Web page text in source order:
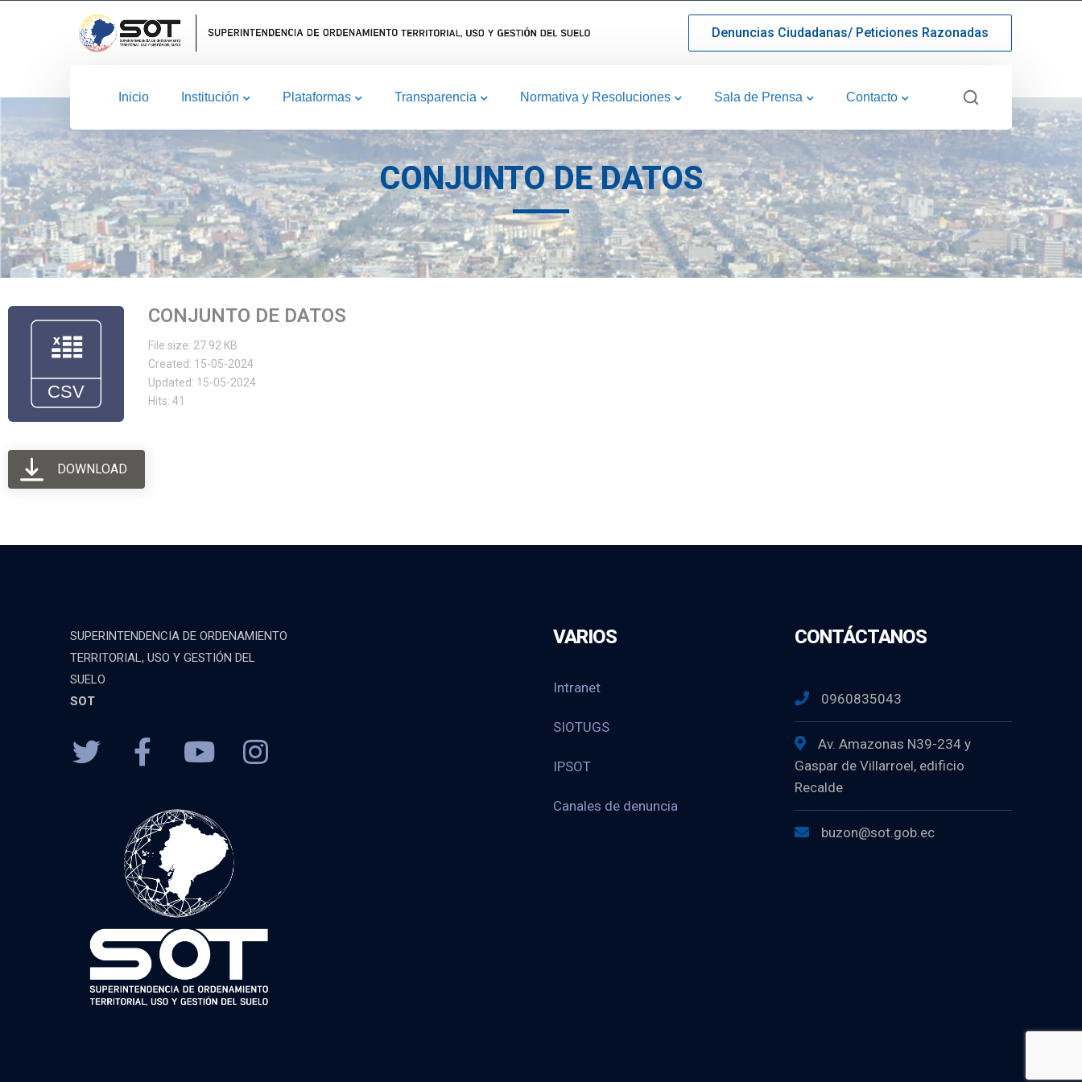
Denuncias Ciudadanas/ Peticiones Razonadas
Inicio Institución Plataformas Transparencia Normativa y Resoluciones Sala de Prensa Contacto
CONJUNTO DE DATOS
CONJUNTO DE DATOS
File size: 27.92 KB
Created: 15-05-2024
Updated: 15-05-2024
Hits: 41
DOWNLOAD
SUPERINTENDENCIA DE ORDENAMIENTO
TERRITORIAL, USO Y GESTIÓN DEL
SUELO
SOT
VARIOS
Intranet
SIOTUGS
IPSOT
Canales de denuncia
CONTÁCTANOS
0960835043
Av. Amazonas N39-234 y
Gaspar de Villarroel, edificio
Recalde
buzon@sot.gob.ec